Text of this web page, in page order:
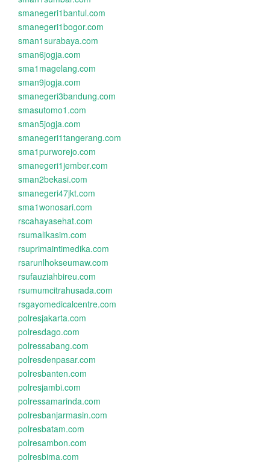
smanegeri1bantul.com
smanegeri1bogor.com
sman1surabaya.com
sman6jogja.com
sma1magelang.com
sman9jogja.com
smanegeri3bandung.com
smasutomo1.com
sman5jogja.com
smanegeri1tangerang.com
sma1purworejo.com
smanegeri1jember.com
sman2bekasi.com
smanegeri47jkt.com
sma1wonosari.com
rscahayasehat.com
rsumalikasim.com
rsuprimaintimedika.com
rsarunlhokseumaw.com
rsufauziahbireu.com
rsumumcitrahusada.com
rsgayomedicalcentre.com
polresjakarta.com
polresdago.com
polressabang.com
polresdenpasar.com
polresbanten.com
polresjambi.com
polressamarinda.com
polresbanjarmasin.com
polresbatam.com
polresambon.com
polresbima.com